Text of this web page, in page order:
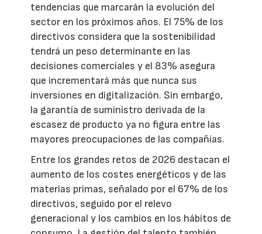
tendencias que marcarán la evolución del
sector en los próximos años. El 75% de los
directivos considera que la sostenibilidad
tendrá un peso determinante en las
decisiones comerciales y el 83% asegura
que incrementará más que nunca sus
inversiones en digitalización. Sin embargo,
la garantía de suministro derivada de la
escasez de producto ya no figura entre las
mayores preocupaciones de las compañías.
Entre los grandes retos de 2026 destacan el
aumento de los costes energéticos y de las
materias primas, señalado por el 67% de los
directivos, seguido por el relevo
generacional y los cambios en los hábitos de